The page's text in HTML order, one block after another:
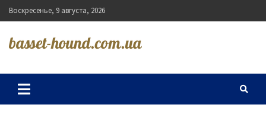
Skip
to
Воскресенье, 9 августа, 2026
basset-hound.com.ua